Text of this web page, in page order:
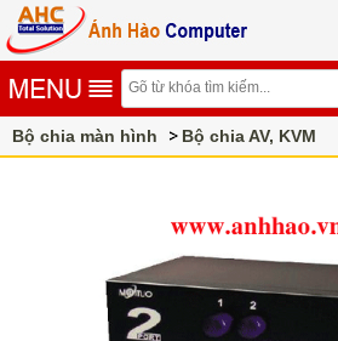
Bộ chia màn hình Bộ chia AV, KVM